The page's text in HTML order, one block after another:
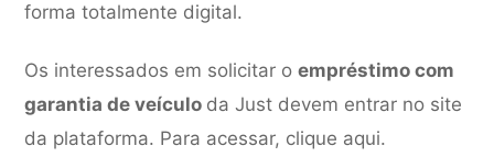
forma totalmente digital.
Os interessados em solicitar oempréstimo com
garantia de veículo da Just devem entrar no site
da plataforma. Para acessar, clique aqui.